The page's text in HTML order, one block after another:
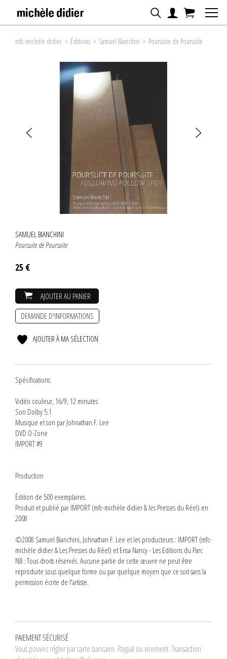
mfc-michèle didier > Éditions > Samuel Bianchini > Poursuite de Poursuite
SAMUEL BIANCHINI
Poursuite de Poursuite
25 €
AJOUTER AU PANIER
DEMANDE D'INFORMATIONS
AJOUTER À MA SÉLECTION
Spécifications
Vidéo couleur, 16/9, 12 minutes
Son Dolby 5.1
Musique et son par Johnathan F. Lee
DVD O-Zone
IMPORT #9
Production
Édition de 500 exemplaires
Produit et publié par IMPORT (mfc-michèle didier & les Presses du Réel) en
2008
©2008 Samuel Bianchini, Johnathan F. Lee et les producteurs : IMPORT (mfc-
michèle didier & Les Presses du Réel) et Ensa Nancy - Les Editions du Parc
NB : Tous droits réservés. Aucune partie de cette œuvre ne peut être
reproduite sous quelque forme ou par quelque moyen que ce soit sans la
permission écrite de l'artiste.
PAIEMENT SÉCURISÉ
Vous pouvez régler par carte bancaire. Paypal ou virement. Transaction